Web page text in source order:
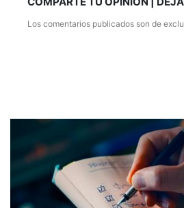
Los comentarios publicados son de